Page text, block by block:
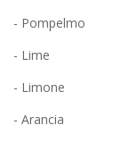
- Pompelmo
- Lime
- Limone
- Arancia